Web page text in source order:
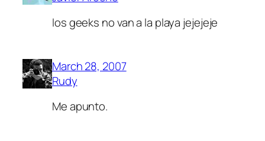
los geeks no van a la playa jejejeje
March 28, 2007
Rudy
Me apunto.